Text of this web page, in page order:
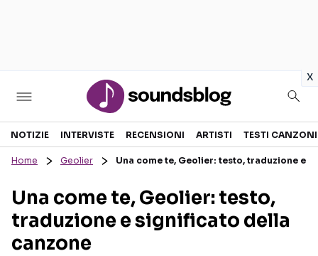
x
Sezioni
RECENSIONI MUSICALI
INTERVISTE
GOSSIP E CURIOSITÀ
TESTI CANZONI
TOUR ED EVENTI
NOTIZIE INTERVISTE RECENSIONI ARTISTI TESTI CANZONI
Home Geolier Una come te, Geolier: testo, traduzione e
Una come te, Geolier: testo,
traduzione e significato della
canzone